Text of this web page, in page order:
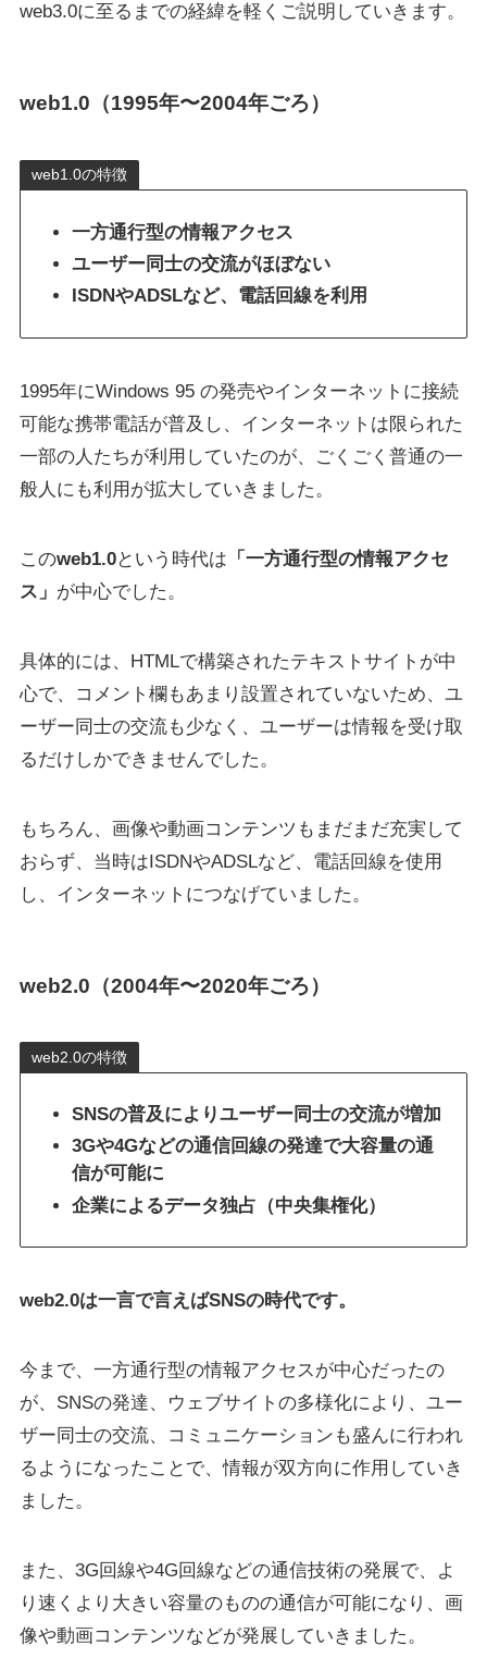
web3.0に至るまでの経緯を軽くご説明していきます。
web1.0（1995年〜2004年ごろ）
web1.0の特徴
一方通行型の情報アクセス
ユーザー同士の交流がほぼない
ISDNやADSLなど、電話回線を利用
1995年にWindows 95 の発売やインターネットに接続
可能な携帯電話が普及し、インターネットは限られた
一部の人たちが利用していたのが、ごくごく普通の一
般人にも利用が拡大していきました。
このweb1.0という時代は 「一方通行型の情報アクセ
ス」 が中心でした。
具体的には、HTMLで構築されたテキストサイトが中
心で、コメント欄もあまり設置されていないため、ユ
ーザー同士の交流も少なく、ユーザーは情報を受け取
るだけしかできませんでした。
もちろん、画像や動画コンテンツもまだまだ充実して
おらず、当時はISDNやADSLなど、電話回線を使用
し、インターネットにつなげていました。
web2.0（2004年〜2020年ごろ）
web2.0の特徴
SNSの普及によりユーザー同士の交流が増加
3Gや4Gなどの通信回線の発達で大容量の通
信が可能に
企業によるデータ独占（中央集権化）
web2.0は一言で言えばSNSの時代です。
今まで、一方通行型の情報アクセスが中心だったの
が、SNSの発達、ウェブサイトの多様化により、ユー
ザー同士の交流、コミュニケーションも盛んに行われ
るようになったことで、情報が双方向に作用していき
ました。
また、3G回線や4G回線などの通信技術の発展で、よ
り速くより大きい容量のものの通信が可能になり、画
像や動画コンテンツなどが発展していきました。